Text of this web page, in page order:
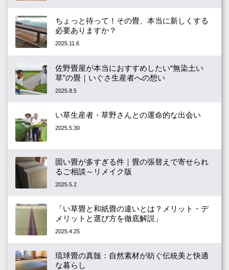
ちょっと待って！その畳、本当に新しくする
必要ありますか？
2025.11.6
佐野畳屋が本当におすすめしたい“無染土い
草”の畳｜いぐさ生産者への想い
2025.8.5
い草生産者・草野さんとの運命的な出会い
2025.5.30
固い畳が多すぎる件｜畳の張替えで寄せられ
るご相談～リメイク版
2025.5.2
「い草畳と和紙畳の違いとは？メリット・デ
メリットと選び方を徹底解説」
2025.4.25
琉球畳の真髄：自然素材が紡ぐ伝統美と快適
な暮らし